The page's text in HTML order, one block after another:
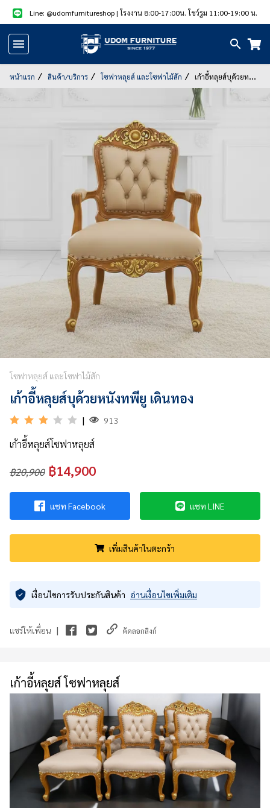
Line: @udomfurnitureshop| โรงงาน 8:00-17:00น. โชว์รูม 11:00-19:00 น.
หน้า
รวม
บทความ
สัก
รู้จัก
เรา
ติดต่อ
หน้าแรก สินค้า/บริการ โซฟาหลุยส์ และโซฟาไม้สัก
ทพียู เดินทอง
โซฟาหลุยส์ และโซฟาไม้สัก
เก้าอี้หลุยส์​บุด้วยหนังทพียู เดินทอง
| 913
เก้าอี้หลุยส์​โซฟาหลุยส์
฿20,900 ฿14,900
แชท Facebook แชท LINE
เพิ่มสินค้าในตะกร้า
เงื่อนไขการรับประกันสินค้า อ่านเงื่อนไขเพิ่มเติม
แชร์ให้เพื่อน | คัดลอกลิงก์
เก้าอี้หลุยส์ โซฟาหลุยส์